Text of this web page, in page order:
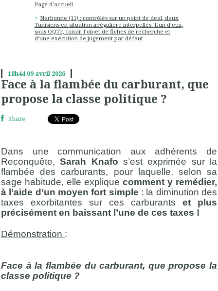
Page d'accueil
Narbonne (11) : contrôlés sur un point de deal, deux
Tunisiens en situation irrégulière interpellés. L’un d’eux,
sous OQTF, faisait l’objet de fiches de recherche et
d’une exécution de jugement par défaut
18h44 09 avril 2026
Face à la flambée du carburant, que
propose la classe politique ?
Share
Dans une communication aux adhérents de
Reconquête,Sarah Knafo s’est exprimée sur la
flambée des carburants, pour laquelle, selon sa
sage habitude, elle explique comment y remédier,
à l’aide d’un moyen fort simple : la diminution des
taxes exorbitantes sur ces carburants et plus
précisément en baissant l’une de ces taxes !
Démonstration :
Face à la flambée du carburant, que propose la
classe politique ?